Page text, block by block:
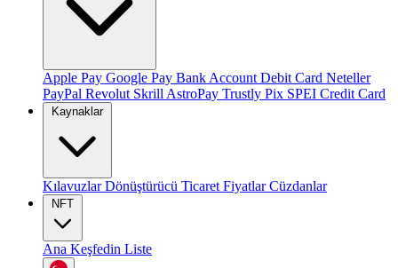
Apple Pay Google Pay Bank Account Debit Card Neteller
PayPal Revolut Skrill AstroPay Trustly Pix SPEI Credit Card
Kaynaklar
KılavuzlarDönüştürücü Ticaret FiyatlarCüzdanlar
NFT
Ana Keşfedin Liste